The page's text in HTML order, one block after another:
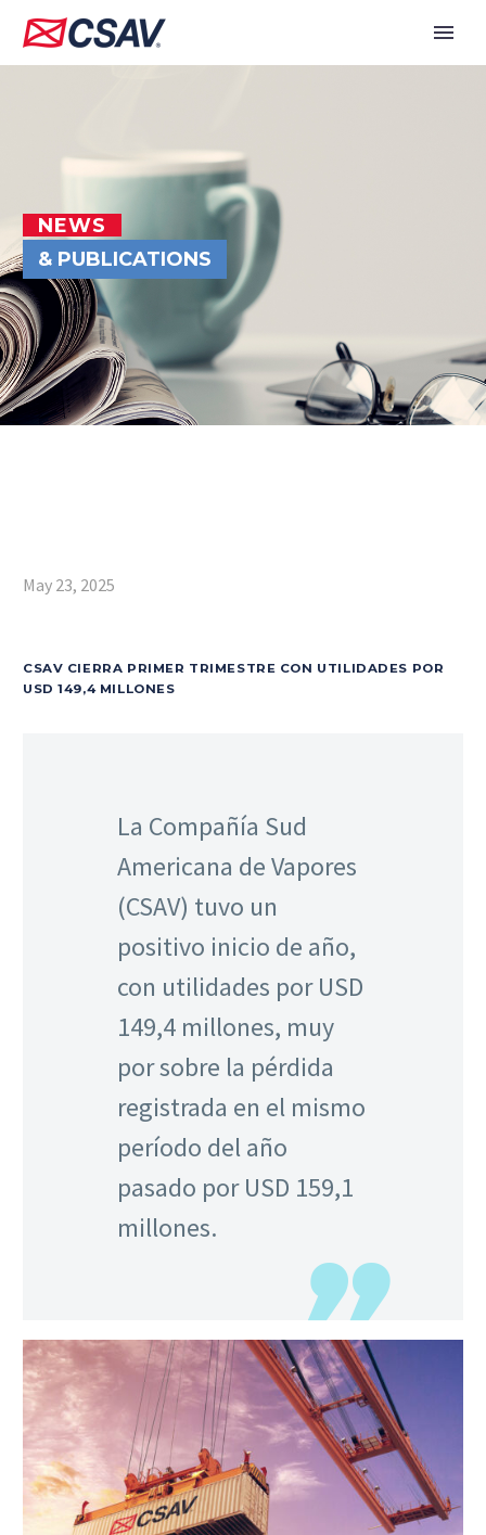
NEWS
& PUBLICATIONS
May 23, 2025
CSAV CIERRA PRIMER TRIMESTRE CON UTILIDADES POR
USD 149,4 MILLONES
La Compañía Sud
Americana de Vapores
(CSAV) tuvo un
positivo inicio de año,
con utilidades por USD
149,4 millones, muy
por sobre la pérdida
registrada en el mismo
período del año
pasado por USD 159,1
millones.